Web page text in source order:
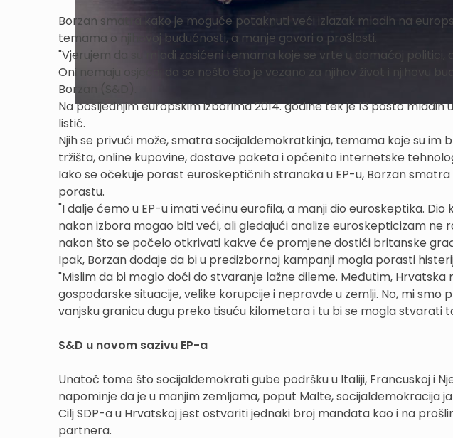
Borzan smatra kako je moguće potaknuti veći izlazak mladih na
temama o njihovoj budućnosti, a manje govori o prošlosti.
"Vjerujem da su mladi zasićeni temama koje se vrte u domaćoj politici,
Oni nemaju osjećaj da se nešto što je vezano za njihov život i njihovu
Borzan (S&D).
Na posljednjim europskim izborima 2014. godine tek je 13 posto mladih
listić.
Njih se privući može, smatra socijaldemokratkinja, temama koje su im
tržišta, online kupovine, dostave paketa i općenito internetske
Iako se očekuje porast euroskeptičnih stranaka u EP-u, Borzan
porastu.
"I dalje ćemo u EP-u imati većinu eurofila, a manji dio euroskeptika.
nakon izbora mogao biti veći, ali gledajući analize euroskepticizam ne
nakon što se počelo otkrivati kakve će promjene dostići britanske
Ipak, Borzan dodaje da bi u predizbornoj kampanji mogla porasti
"Mislim da bi moglo doći do stvaranje lažne dileme. Međutim,
gospodarske situacije, velike korupcije i nepravde u zemlji. No, mi smo
vanjsku granicu dugu preko tisuću kilometara i tu bi se mogla stvarati
S&D u novom sazivu EP-a
Unatoč tome što socijaldemokrati gube podršku u Italiji, Francuskoj i
napominje da je u manjim zemljama, poput Malte, socijaldemokracija
Cilj SDP-a u Hrvatskoj jest ostvariti jednaki broj mandata kao i na
partnera.